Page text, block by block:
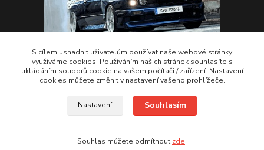
VSTUPTE Koni tlumiče
by 2Racing.cz 2012-2026
S cílem usnadnit uživatelům používat naše webové stránky
využíváme cookies. Používáním našich stránek souhlasíte s
ukládáním souborů cookie na vašem počítači / zařízení. Nastavení
cookies můžete změnit v nastavení vašeho prohlížeče.
Nastavení Souhlasím
Souhlas můžete odmítnout zde.